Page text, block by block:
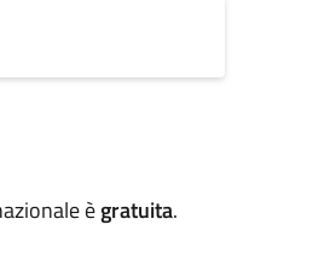
ègratuita.